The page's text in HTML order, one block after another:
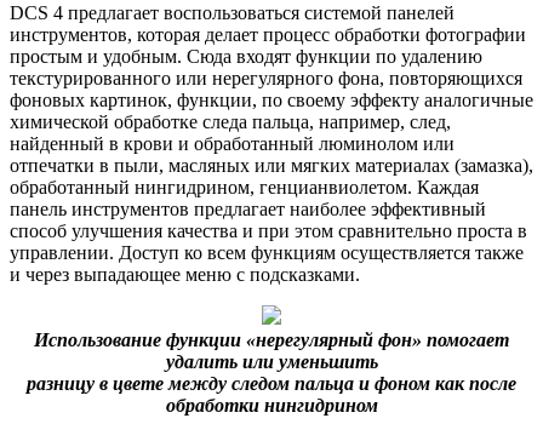
DCS 4 предлагает воспользоваться системой панелей
инструментов, которая делает процесс обработки фотографии
простым и удобным. Сюда входят функции по удалению
текстурированного или нерегулярного фона, повторяющихся
фоновых картинок, функции, по своему эффекту аналогичные
химической обработке следа пальца, например, след,
найденный в крови и обработанный люминолом или
отпечатки в пыли, масляных или мягких материалах (замазка),
обработанный нингидрином, генцианвиолетом. Каждая
панель инструментов предлагает наиболее эффективный
способ улучшения качества и при этом сравнительно проста в
управлении. Доступ ко всем функциям осуществляется также
и через выпадающее меню с подсказками.
Использование функции «нерегулярный фон» помогает
удалить или уменьшить
разницу в цвете между следом пальца и фоном как после
обработки нингидрином